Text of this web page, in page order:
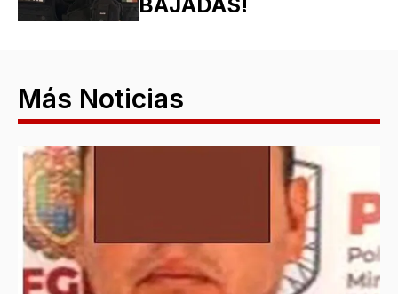
Más Noticias